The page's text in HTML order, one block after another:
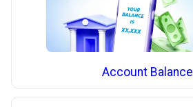
Account Balance